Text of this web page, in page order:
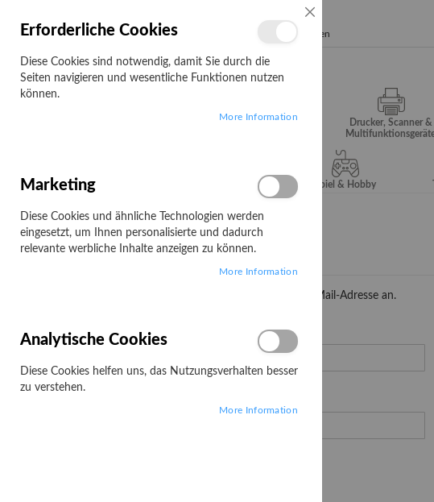
Campus
Drucker, Scanner &
Server & Storage Spiel & Hobby
Customer Login
Registrierte Kunden
Wenn Sie ein Konto haben, melden Sie sich mit Ihrer e-Mail-Adresse an.
E-Mail
Erforderliche Cookies
Diese Cookies sind notwendig, damit Sie durch die
Seiten navigieren und wesentliche Funktionen nutzen
können.
More Information
Marketing
Diese Cookies und ähnliche Technologien werden
eingesetzt, um Ihnen personalisierte und dadurch
relevante werbliche Inhalte anzeigen zu können.
More Information
Analytische Cookies
Diese Cookies helfen uns, das Nutzungsverhalten besser
zu verstehen.
More Information